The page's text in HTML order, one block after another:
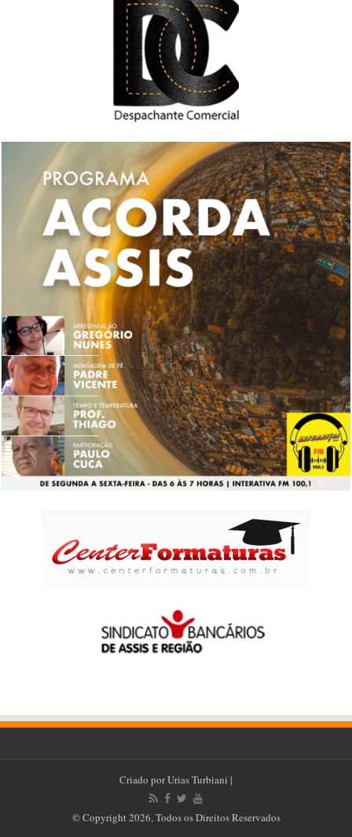
Criado porUrias Turbiani |
© Copyright 2026, Todos os Direitos Reservados